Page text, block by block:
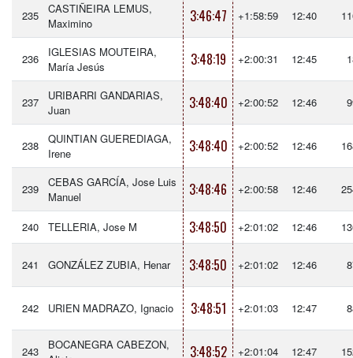
235
CASTIÑEIRA LEMUS,
Maximino
3:46:47 +1:58:59 12:40
236
IGLESIAS MOUTEIRA,
María Jesús
3:48:19 +2:00:31 12:45
237
URIBARRI GANDARIAS,
Juan
3:48:40 +2:00:52 12:46
238
QUINTIAN GUEREDIAGA,
Irene
3:48:40 +2:00:52 12:46
239
CEBAS GARCÍA, Jose Luis
Manuel
3:48:46 +2:00:58 12:46
240 TELLERIA, Jose M 3:48:50 +2:01:02 12:46
241 GONZÁLEZ ZUBIA, Henar 3:48:50 +2:01:02 12:46
242 URIEN MADRAZO, Ignacio 3:48:51 +2:01:03 12:47
243
BOCANEGRA CABEZON,
3:48:52 +2:01:04 12:47